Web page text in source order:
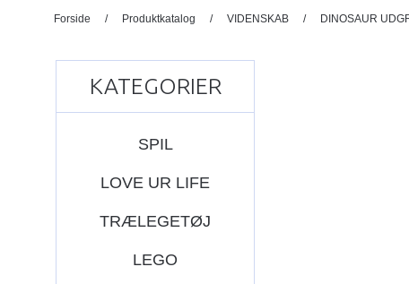
Forside / Produktkatalog / VIDENSKAB / DINOSAUR
KATEGORIER
SPIL
LOVE UR LIFE
TRÆLEGETØJ
LEGO